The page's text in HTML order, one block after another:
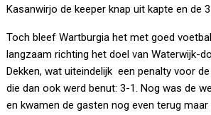
Kasanwirjo de keeper knap uit kapte en de
Toch bleef Wartburgia het met goed
langzaam richting het doel van Waterwijk-
Dekken, wat uiteindelijk een penalty voor
die dan ook werd benut: 3-1. Nog was de
en kwamen de gasten nog even terug